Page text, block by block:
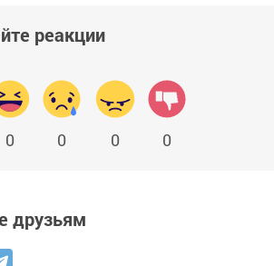
реакции
0 0 0 0
друзьям